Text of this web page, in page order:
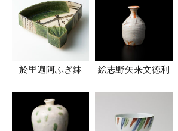
於里遍阿ふぎ鉢 絵志野矢来文徳利